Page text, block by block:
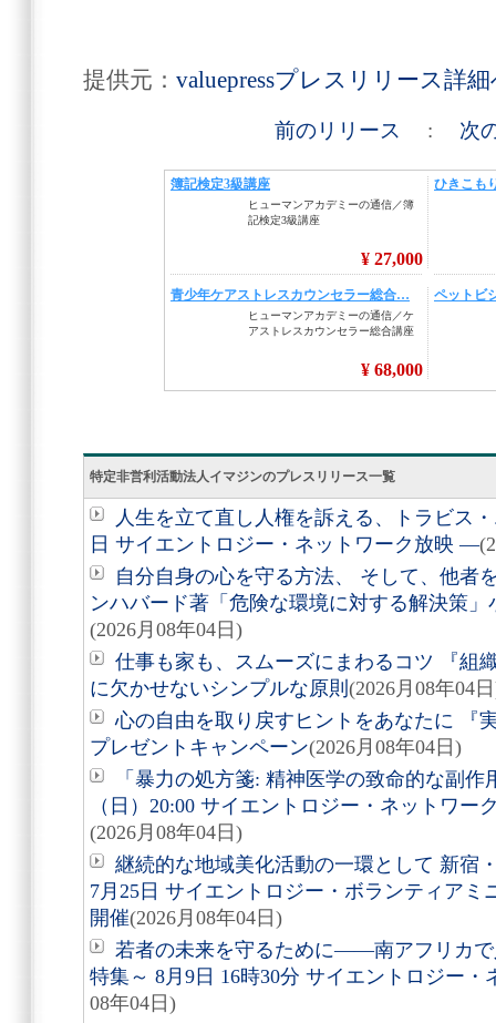
提供元： valuepressプレスリリース詳
前のリリース : 次
特定非営利活動法人イマジンのプレスリリース一覧
人生を立て直し人権を訴える、トラビス
日 サイエントロジー・ネットワーク放映 ―
自分自身の心を守る方法、 そして、他者
ンハバード著「危険な環境に対する解決策
(2026月08年04日)
仕事も家も、スムーズにまわるコツ 『
に欠かせないシンプルな原則 (2026月08年04
心の自由を取り戻すヒントをあなたに 『
プレゼントキャンペーン(2026月08年04日)
「暴力の処方箋: 精神医学の致命的な副
（日）20:00 サイエントロジー・ネットワー
(2026月08年04日)
継続的な地域美化活動の一環として 新宿
7月25日 サイエントロジー・ボランティアミ
開催(2026月08年04日)
若者の未来を守るために――南アフリカ
特集～ 8月9日 16時30分 サイエントロジー・
08年04日)